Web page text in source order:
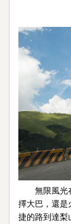
無限風光在
擇大巴，還是
捷的路到達梨